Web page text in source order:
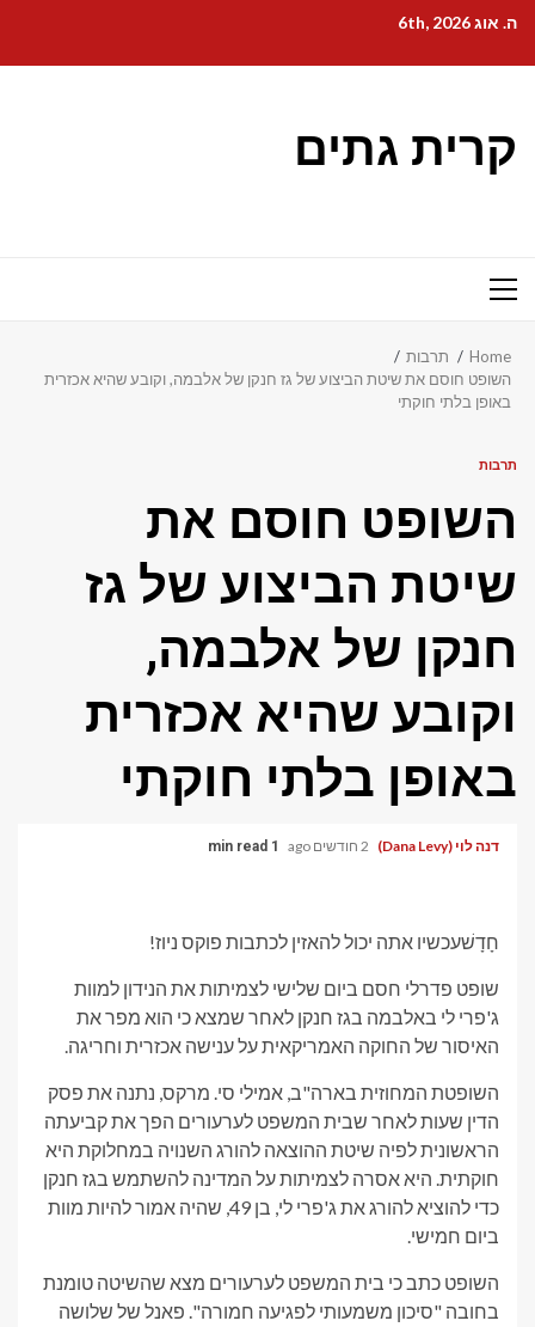
content
ה. אוג 6th, 2026
קרית גתים
Primary
Home
תרבות
השופט חוסם את שיטת הביצוע של גז חנקן של אלבמה, וקובע שהיא אכזרית
באופן בלתי חוקתי
תרבות
השופט חוסם את
שיטת הביצוע של גז
חנקן של אלבמה,
וקובע שהיא אכזרית
באופן בלתי חוקתי
דנה לוי (Dana Levy) 2 חודשים ago 1 min read
חָדָשׁעכשיו אתה יכול להאזין לכתבות פוקס ניוז!
שופט פדרלי חסם ביום שלישי לצמיתות את הנידון למוות
ג'פרי לי באלבמה בגז חנקן לאחר שמצא כי הוא מפר את
האיסור של החוקה האמריקאית על ענישה אכזרית וחריגה.
השופטת המחוזית בארה"ב, אמילי סי. מרקס, נתנה את פסק
הדין שעות לאחר שבית המשפט לערעורים הפך את קביעתה
הראשונית לפיה שיטת ההוצאה להורג השנויה במחלוקת היא
חוקתית. היא אסרה לצמיתות על המדינה להשתמש בגז חנקן
כדי להוציא להורג את ג'פרי לי, בן 49, שהיה אמור להיות מוות
ביום חמישי.
השופט כתב כי בית המשפט לערעורים מצא שהשיטה טומנת
בחובה "סיכון משמעותי לפגיעה חמורה". פאנל של שלושה